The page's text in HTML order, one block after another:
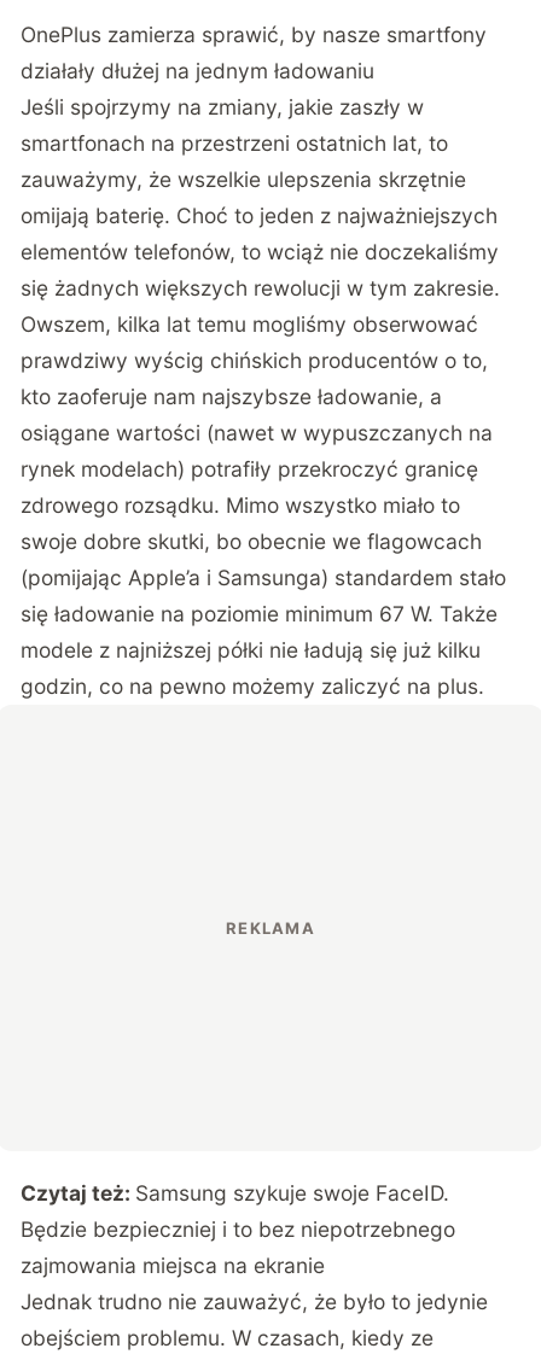
OnePlus zamierza sprawić, by nasze smartfony
działały dłużej na jednym ładowaniu
Jeśli spojrzymy na zmiany, jakie zaszły w
smartfonach na przestrzeni ostatnich lat, to
zauważymy, że wszelkie ulepszenia skrzętnie
omijają baterię. Choć to jeden z najważniejszych
elementów telefonów, to wciąż nie doczekaliśmy
się żadnych większych rewolucji w tym zakresie.
Owszem, kilka lat temu mogliśmy obserwować
prawdziwy wyścig chińskich producentów o to,
kto zaoferuje nam najszybsze ładowanie, a
osiągane wartości (nawet w wypuszczanych na
rynek modelach) potrafiły przekroczyć granicę
zdrowego rozsądku. Mimo wszystko miało to
swoje dobre skutki, bo obecnie we flagowcach
(pomijając Apple’a i Samsunga) standardem stało
się ładowanie na poziomie minimum 67 W. Także
modele z najniższej półki nie ładują się już kilku
godzin, co na pewno możemy zaliczyć na plus.
Czytaj też: Samsung szykuje swoje FaceID.
Będzie bezpieczniej i to bez niepotrzebnego
zajmowania miejsca na ekranie
Jednak trudno nie zauważyć, że było to jedynie
obejściem problemu. W czasach, kiedy ze